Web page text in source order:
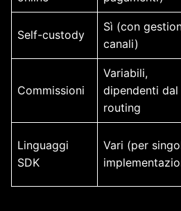
Self-custody
Sì (con
canali)
Commissioni
Variabili,
dipendenti dal
routing
Linguaggi
SDK
Vari (per